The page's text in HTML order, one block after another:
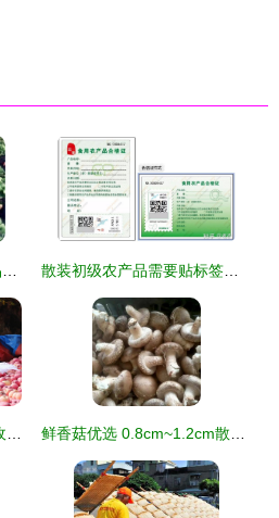
农业部关于开展食用农产品合格证管理试点工作的通知 散装初级农产品需要贴标签吗？详解法规与实操指南
洛川苹果走俏抖音电商 丰收季串起一条‘助农链’ 鲜香菇优选 0.8cm~1.2cm散装初级农产品供应指南